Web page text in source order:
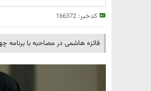
کدخبر:166372
فائزه هاشمی در مصاحبه با برنامه